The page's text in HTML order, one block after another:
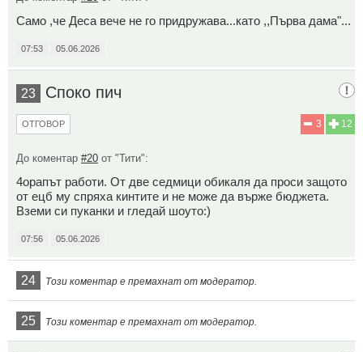
Само ,че Деса вече не го придружава...като ,,Първа дама"...
07:53 05.06.2026
23 Споко пич
12
3
ОТГОВОР
До коментар #20 от "Тити":
4орапът работи. От две седмици обикаля да проси защото
от ецб му спряха кинтите и не може да върже бюджета.
Вземи си пуканки и гледай шоуто:)
07:56 05.06.2026
24 Този коментар е премахнат от модератор.
25 Този коментар е премахнат от модератор.